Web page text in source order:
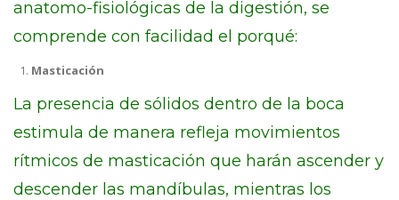
anatomo-fisiológicas de la digestión, se
comprende con facilidad el porqué:
Masticación
La presencia de sólidos dentro de la boca
estimula de manera refleja movimientos
rítmicos de masticación que harán ascender y
descender las mandíbulas, mientras los